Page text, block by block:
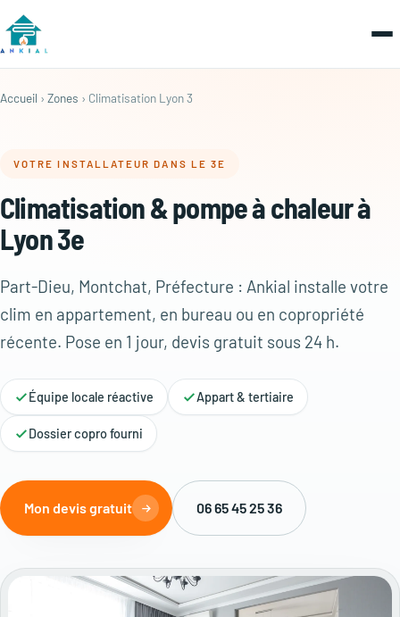
Accueil › Zones › Climatisation Lyon 3
VOTRE INSTALLATEUR DANS LE 3E
Climatisation & pompe à chaleur à
Lyon 3e
Part-Dieu, Montchat, Préfecture : Ankial installe votre
clim en appartement, en bureau ou en copropriété
récente. Pose en 1 jour, devis gratuit sous 24 h.
Équipe locale réactive Appart & tertiaire
Dossier copro fourni
Mon devis gratuit 06 65 45 25 36